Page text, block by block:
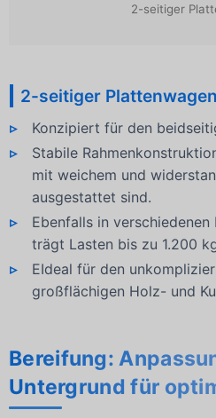
2-seitiger
2-seitiger Plattenwagen
Konzipiert für den
Stabile
mit weichem und
ausgestattet sind.
Ebenfalls in
trägt Lasten bis zu 1.200
EIdeal für den
großflächigen Holz- und
Bereifung:
Untergrund für